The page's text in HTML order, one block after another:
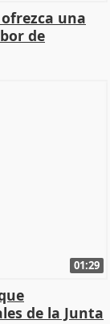
una
de
01:29
de la Junta